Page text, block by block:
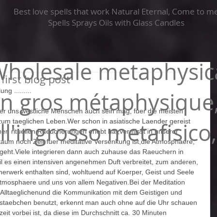
Best love spells that work Natural Eternal, Come to
Spells Sprays Oils with Glass Candles
gros
metafisico,
blog post
.........
uns westliche Menschen auch sein mag, fuer die meisten
taeglichen Leben.Wer schon in asiatische Laender gereist
rituellen Raeucherungen erlebt hat,vermisst in unserer
noch Zeit fuer meditative Versenkung ist,die Atmosphaere,
integrieren dann auch zuhause das Raeuchern in
es einen intensiven angenehmen Duft verbreitet, zum anderen,
enthalten sind, wohltuend auf Koerper, Geist und Seele
und uns von allem Negativen.Bei der Meditation
die Kommunikation mit dem Geistigen und
benutzt, erkennt man auch ohne auf die Uhr schauen
vorbei ist, da diese im Durchschnitt ca. 30 Minuten